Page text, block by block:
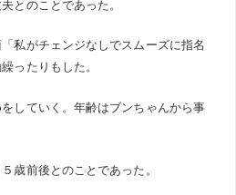
とのことであった。
私がチェンジなしでスムーズに指名
ったりもした。
していく。年齢はブンちゃんから事
歳前後とのことであった。